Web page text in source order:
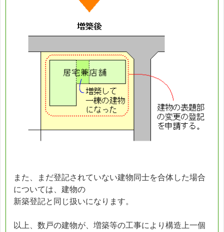
また、まだ登記されていない建物同士を合体した場合
については、建物の
新築登記と同じ扱いになります。
以上、数戸の建物が、増築等の工事により構造上一個